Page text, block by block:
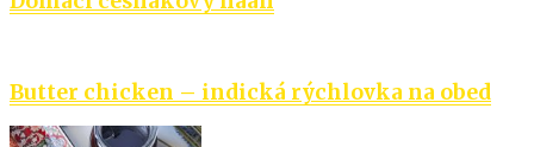
Butter chicken – indická rýchlovka na obed